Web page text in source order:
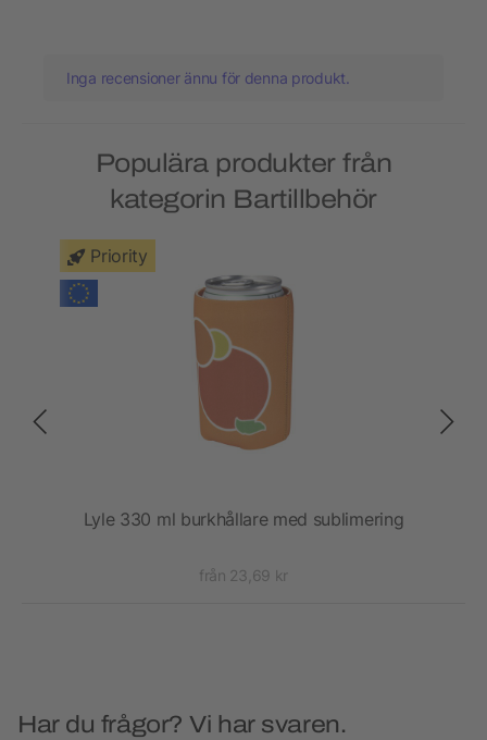
Inga recensioner ännu för denna produkt.
Populära produkter från
kategorin Bartillbehör
Priority
Lyle 330 ml burkhållare med sublimering
från 23,69 kr
Har du frågor? Vi har svaren.